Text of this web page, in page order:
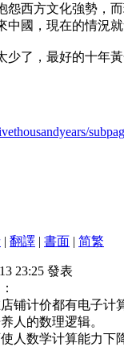
怨西方文化強勢，
中國，現在的情況
少了，最好的十年
| 翻譯 | 書面 | 简繁
23:25 發表
铺计价都有电子计
人的数理逻辑。
人数学计算能力下